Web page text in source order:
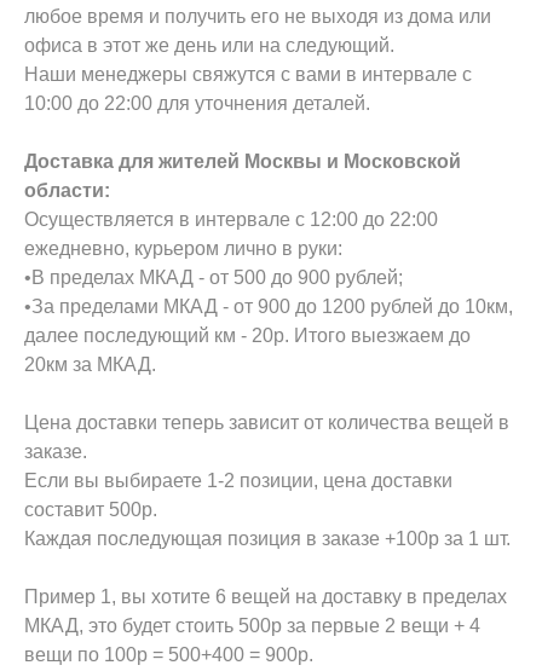
любое время и получить его не выходя из дома или
офиса в этот же день или на следующий.
Наши менеджеры свяжутся с вами в интервале с
10:00 до 22:00 для уточнения деталей.
Доставка для жителей Москвы и Московской
области:
Осуществляется в интервале с 12:00 до 22:00
ежедневно, курьером лично в руки:
•В пределах МКАД - от 500 до 900 рублей;
•За пределами МКАД - от 900 до 1200 рублей до 10км,
далее последующий км - 20р. Итого выезжаем до
20км за МКАД.
Цена доставки теперь зависит от количества вещей в
заказе.
Если вы выбираете 1-2 позиции, цена доставки
составит 500р.
Каждая последующая позиция в заказе +100р за 1 шт.
Пример 1, вы хотите 6 вещей на доставку в пределах
МКАД, это будет стоить 500р за первые 2 вещи + 4
вещи по 100р = 500+400 = 900р.